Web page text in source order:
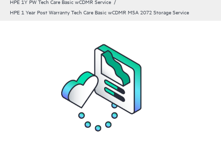
HPE 1Y PW Tech Care Basic wCDMR Service
HPE 1 Year Post Warranty Tech Care Basic wCDMR MSA 2072 Storage Service